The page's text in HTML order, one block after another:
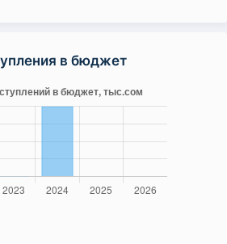
в бюджет